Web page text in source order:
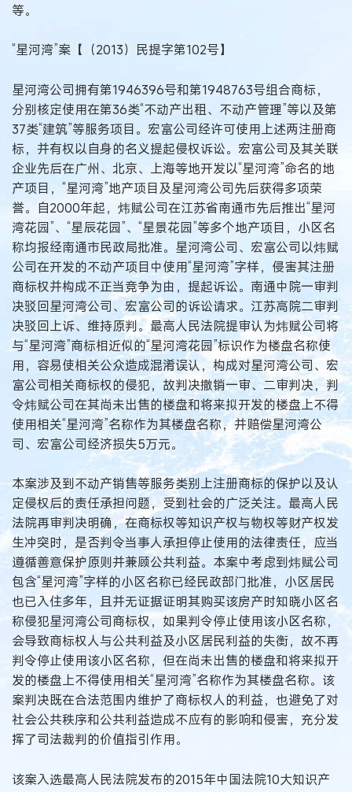
等。
“星河湾”案【（2013）民提字第102号】
星河湾公司拥有第1946396号和第1948763号组合商标，
分别核定使用在第36类“不动产出租、不动产管理”等以及第
37类“建筑”等服务项目。宏富公司经许可使用上述两注册商
标，并有权以自身的名义提起侵权诉讼。宏富公司及其关联
企业先后在广州、北京、上海等地开发以“星河湾”命名的地
产项目，“星河湾”地产项目及星河湾公司先后获得多项荣
誉。自2000年起，炜赋公司在江苏省南通市先后推出“星河
湾花园”、“星辰花园”、“星景花园”等多个地产项目，小区名
称均报经南通市民政局批准。星河湾公司、宏富公司以炜赋
公司在开发的不动产项目中使用“星河湾”字样，侵害其注册
商标权并构成不正当竞争为由，提起诉讼。南通中院一审判
决驳回星河湾公司、宏富公司的诉讼请求。江苏高院二审判
决驳回上诉、维持原判。最高人民法院提审认为炜赋公司将
与“星河湾”商标相近似的“星河湾花园”标识作为楼盘名称使
用，容易使相关公众造成混淆误认，构成对星河湾公司、宏
富公司相关商标权的侵犯，故判决撤销一审、二审判决，判
令炜赋公司在其尚未出售的楼盘和将来拟开发的楼盘上不得
使用相关“星河湾”名称作为其楼盘名称，并赔偿星河湾公
司、宏富公司经济损失5万元。
本案涉及到不动产销售等服务类别上注册商标的保护以及认
定侵权后的责任承担问题，受到社会的广泛关注。最高人民
法院再审判决明确，在商标权等知识产权与物权等财产权发
生冲突时，是否判令当事人承担停止使用的法律责任，应当
遵循善意保护原则并兼顾公共利益。本案中考虑到炜赋公司
包含“星河湾”字样的小区名称已经民政部门批准，小区居民
也已入住多年，且并无证据证明其购买该房产时知晓小区名
称侵犯星河湾公司商标权，如果判令停止使用该小区名称，
会导致商标权人与公共利益及小区居民利益的失衡，故不再
判令停止使用该小区名称，但在尚未出售的楼盘和将来拟开
发的楼盘上不得使用相关“星河湾”名称作为其楼盘名称。该
案判决既在合法范围内维护了商标权人的利益，也避免了对
社会公共秩序和公共利益造成不应有的影响和侵害，充分发
挥了司法裁判的价值指引作用。
该案入选最高人民法院发布的2015年中国法院10大知识产